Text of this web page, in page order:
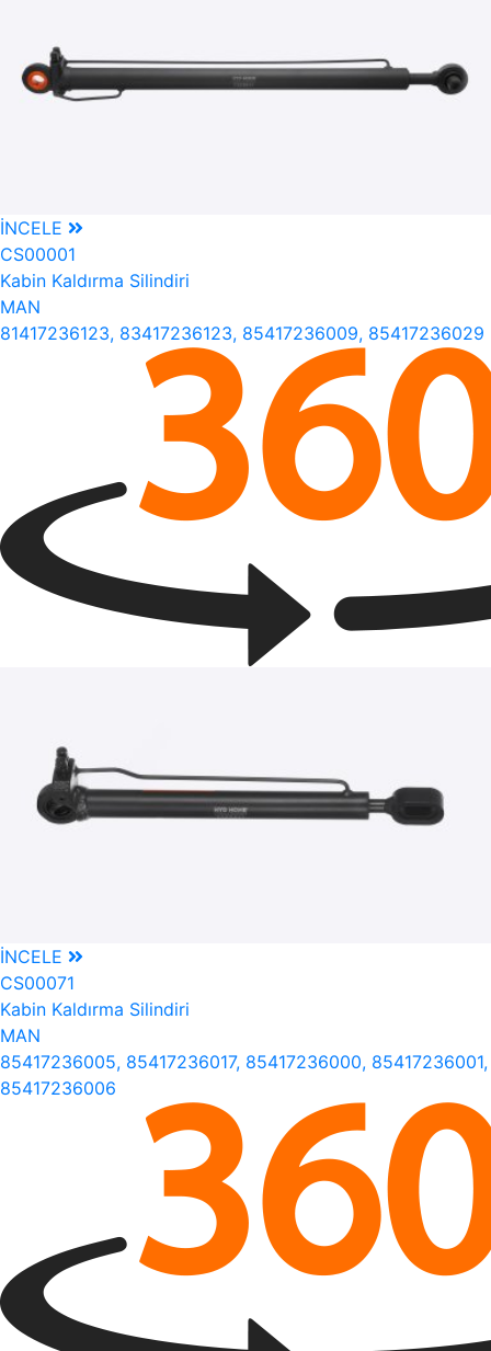
İNCELE
CS00001
Kabin Kaldırma Silindiri
MAN
81417236123, 83417236123, 85417236009, 85417236029
İNCELE
CS00071
Kabin Kaldırma Silindiri
MAN
85417236005, 85417236017, 85417236000, 85417236001,
85417236006